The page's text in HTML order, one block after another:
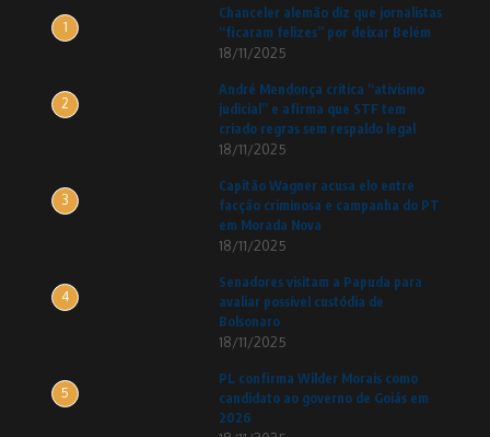
1
Chanceler alemão diz que jornalistas
“ficaram felizes” por deixar Belém
18/11/2025
2
André Mendonça critica “ativismo
judicial” e afirma que STF tem
criado regras sem respaldo legal
18/11/2025
3
Capitão Wagner acusa elo entre
facção criminosa e campanha do PT
em Morada Nova
18/11/2025
4
Senadores visitam a Papuda para
avaliar possível custódia de
Bolsonaro
18/11/2025
5
PL confirma Wilder Morais como
candidato ao governo de Goiás em
2026